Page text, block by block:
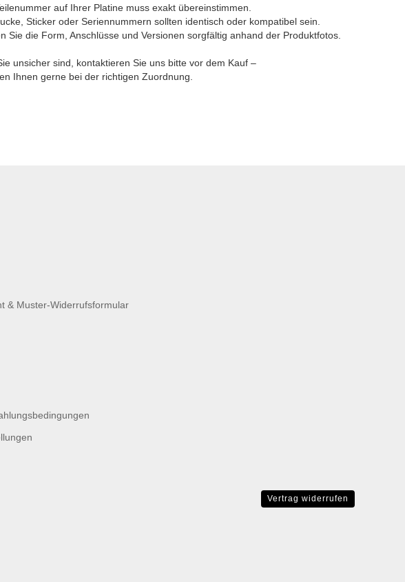
auf Ihrer Platine muss exakt übereinstimmen.
Sticker oder Seriennummern sollten identisch oder kompatibel sein.
Sie die Form, Anschlüsse und Versionen sorgfältig anhand der Produktfotos.
unsicher sind, kontaktieren Sie uns bitte vor dem Kauf –
Ihnen gerne bei der richtigen Zuordnung.
& Muster-Widerrufsformular
Vertrag widerrufen